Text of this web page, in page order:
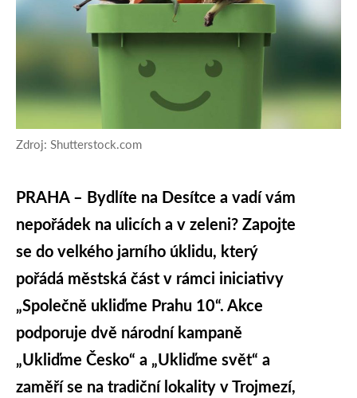
Zdroj: Shutterstock.com
PRAHA – Bydlíte na Desítce a vadí vám
nepořádek na ulicích a v zeleni? Zapojte
se do velkého jarního úklidu, který
pořádá městská část v rámci iniciativy
„Společně ukliďme Prahu 10“. Akce
podporuje dvě národní kampaně
„Ukliďme Česko“ a „Ukliďme svět“ a
zaměří se na tradiční lokality v Trojmezí,